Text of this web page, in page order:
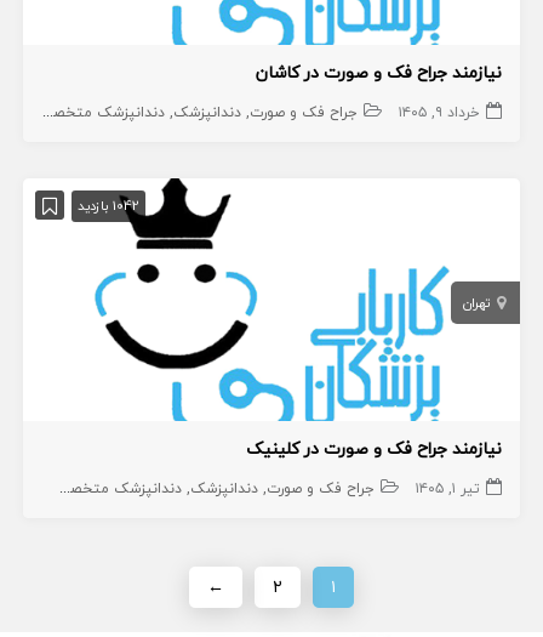
نیازمند جراح فک و صورت در کاشان
خرداد ۹, ۱۴۰۵ جراح فک و صورت دندانپزشک دندانپزشک متخصص
1042 بازدید
تهران
نیازمند جراح فک و صورت در کلینیک
تیر ۱, ۱۴۰۵ جراح فک و صورت دندانپزشک دندانپزشک متخصص
۱ ۲ ←